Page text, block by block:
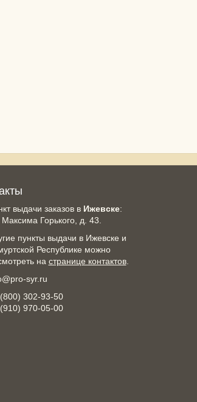
выдачи заказов в Ижевске:
Горького, д. 43.
пункты выдачи в Ижевске и
Республике можно
на странице контактов.
syr.ru
302-93-50
970-05-00